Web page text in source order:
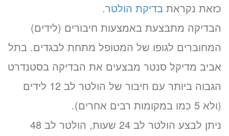
כזאת נקראת בדיקת הולטר.
הבדיקה מתבצעת באמצעות חיבורים (לידים)
המחוברים לגופו של המטופל מתחת לבגדים. בתל
אביב מדיקל סנטר מבצעים את הבדיקה בסטנדרט
הגבוה ביותר עם חיבור של הולטר לב 12 לידים
(ולא 5 כמו במקומות רבים אחרים).
ניתן לבצע הולטר לב 24 שעות, הולטר לב 48